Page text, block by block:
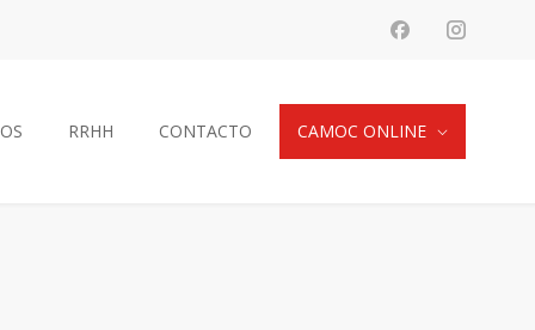
RRHH CONTACTO CAMOC ONLINE